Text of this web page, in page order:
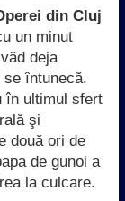
din Cluj
un minut
deja
întunecă.
în ultimul sfert
şi
două ori de
de gunoi a
la culcare.